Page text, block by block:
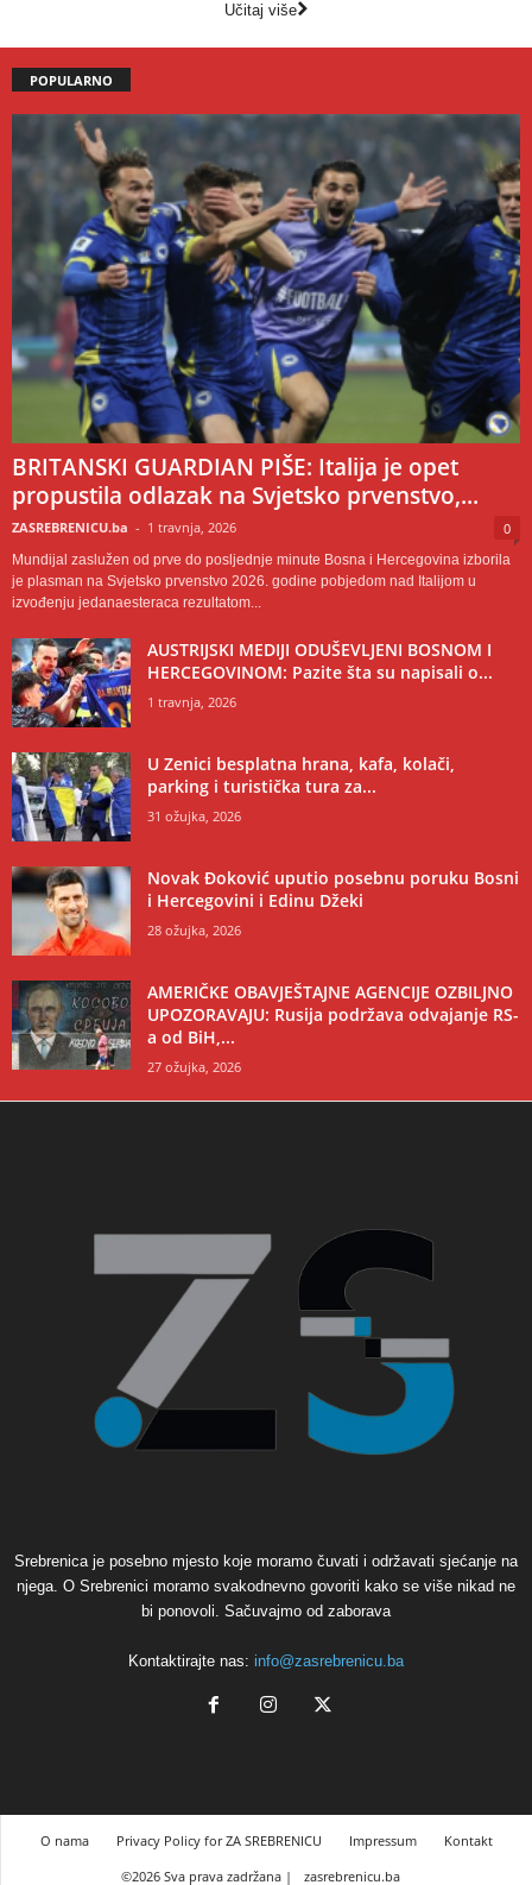
Učitaj više
POPULARNO
BRITANSKI GUARDIAN PIŠE: Italija je opet
propustila odlazak na Svjetsko prvenstvo,...
ZASREBRENICU.ba - 1 travnja, 2026 0
Mundijal zaslužen od prve do posljednje minute Bosna i Hercegovina izborila
je plasman na Svjetsko prvenstvo 2026. godine pobjedom nad Italijom u
izvođenju jedanaesteraca rezultatom...
AUSTRIJSKI MEDIJI ODUŠEVLJENI BOSNOM I
HERCEGOVINOM: Pazite šta su napisali o...
1 travnja, 2026
U Zenici besplatna hrana, kafa, kolači,
parking i turistička tura za...
31 ožujka, 2026
Novak Đoković uputio posebnu poruku Bosni
i Hercegovini i Edinu Džeki
28 ožujka, 2026
AMERIČKE OBAVJEŠTAJNE AGENCIJE OZBILJNO
UPOZORAVAJU: Rusija podržava odvajanje RS-
a od BiH,...
27 ožujka, 2026
Srebrenica je posebno mjesto koje moramo čuvati i održavati sjećanje na
njega. O Srebrenici moramo svakodnevno govoriti kako se više nikad ne
bi ponovoli. Sačuvajmo od zaborava
Kontaktirajte nas: info@zasrebrenicu.ba
O nama Privacy Policy for ZA SREBRENICU Impressum
Kontakt
©2026 Sva prava zadržana |
zasrebrenicu.ba